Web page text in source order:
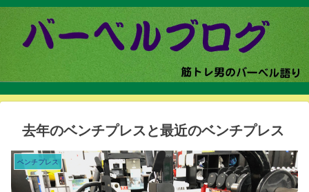
去年のベンチプレスと最近のベンチプレス
ベンチプレス